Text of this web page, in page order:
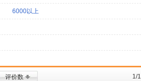
6000以上
评价数 1/1